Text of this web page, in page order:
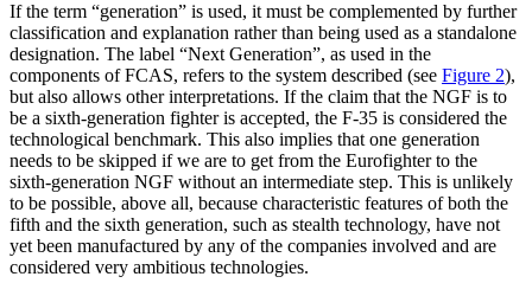
If the term “generation” is used, it must be complemented by further
classification and explanation rather than being used as a standalone
designation. The label “Next Generation”, as used in the
components of FCAS, refers to the system described (see Figure 2),
but also allows other interpreta­tions. If the claim that the NGF is to
be a sixth-generation fighter is accepted, the F‑35 is considered the
technological bench­mark. This also implies that one generation
needs to be skipped if we are to get from the Eurofighter to the
sixth-generation NGF without an intermediate step. This is un­likely
to be possible, above all, because characteristic features of both the
fifth and the sixth generation, such as stealth tech­nology, have not
yet been manufactured by any of the companies involved and are
con­sidered very ambitious technologies.